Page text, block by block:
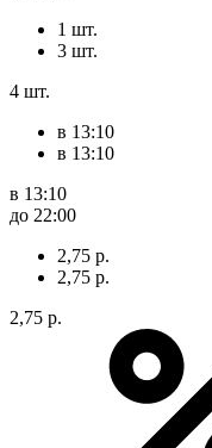
1 шт.
3 шт.
4 шт.
в 13:10
в 13:10
в 13:10
до 22:00
2,75 р.
2,75 р.
2,75 р.